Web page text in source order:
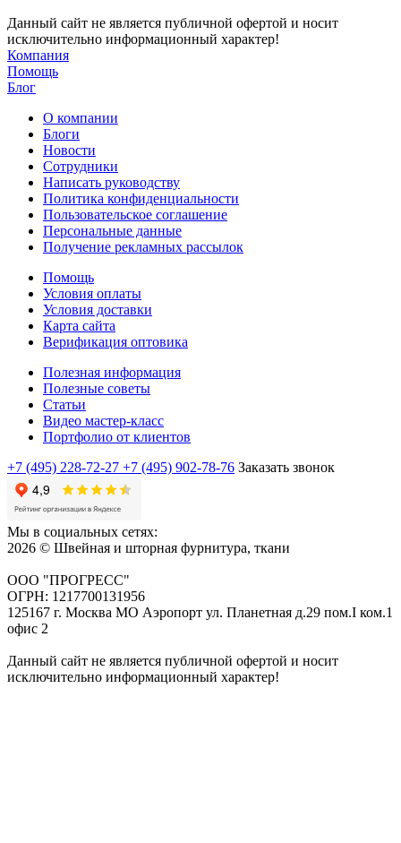
Данный сайт не является публичной офертой и носит
исключительно информационный характер!
Компания
Помощь
Блог
О компании
Блоги
Новости
Сотрудники
Написать руководству
Политика конфиденциальности
Пользовательское соглашение
Персональные данные
Получение рекламных рассылок
Помощь
Условия оплаты
Условия доставки
Карта сайта
Верификация оптовика
Полезная информация
Полезные советы
Статьи
Видео мастер-класс
Портфолио от клиентов
+7 (495) 228-72-27 +7 (495) 902-78-76 Заказать звонок
Мы в социальных сетях:
2026 © Швейная и шторная фурнитура, ткани
ООО "ПРОГРЕСС"
ОГРН: 1217700131956
125167 г. Москва МО Аэропорт ул. Планетная д.29 пом.I ком.1
офис 2
Данный сайт не является публичной офертой и носит
исключительно информационный характер!